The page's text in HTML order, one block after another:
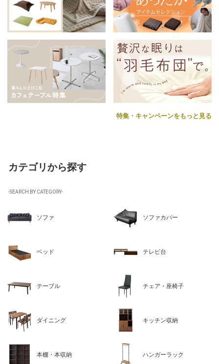
特集・キャンペーンをもっと見る
カテゴリから探す
-SEARCH BY CATEGORY-
ソファ ソファカバー
ベッド テレビ台
テーブル チェア・座椅子
ダイニング キッチン収納
本棚・本収納 ハンガーラック